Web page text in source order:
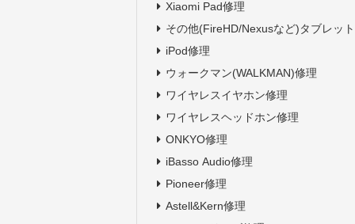
Xiaomi Pad修理
その他(FireHD/Nexusなど)タブレッ
iPod修理
ウォークマン(WALKMAN)修理
ワイヤレスイヤホン修理
ワイヤレスヘッドホン修理
ONKYO修理
iBasso Audio修理
Pioneer修理
Astell&Kern修理